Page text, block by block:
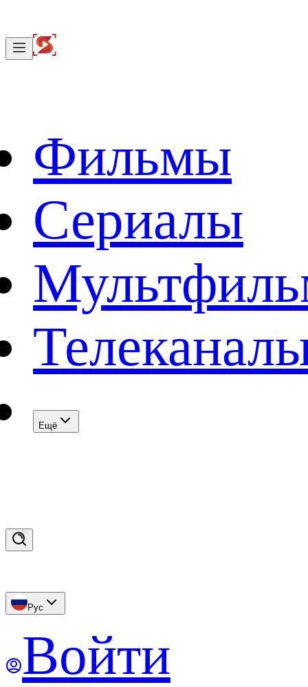
Фильмы
Сериалы
Eщё
Рус
Войти